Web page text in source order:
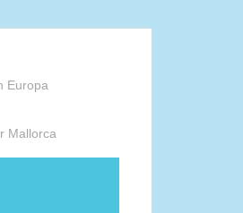
Europa
Mallorca